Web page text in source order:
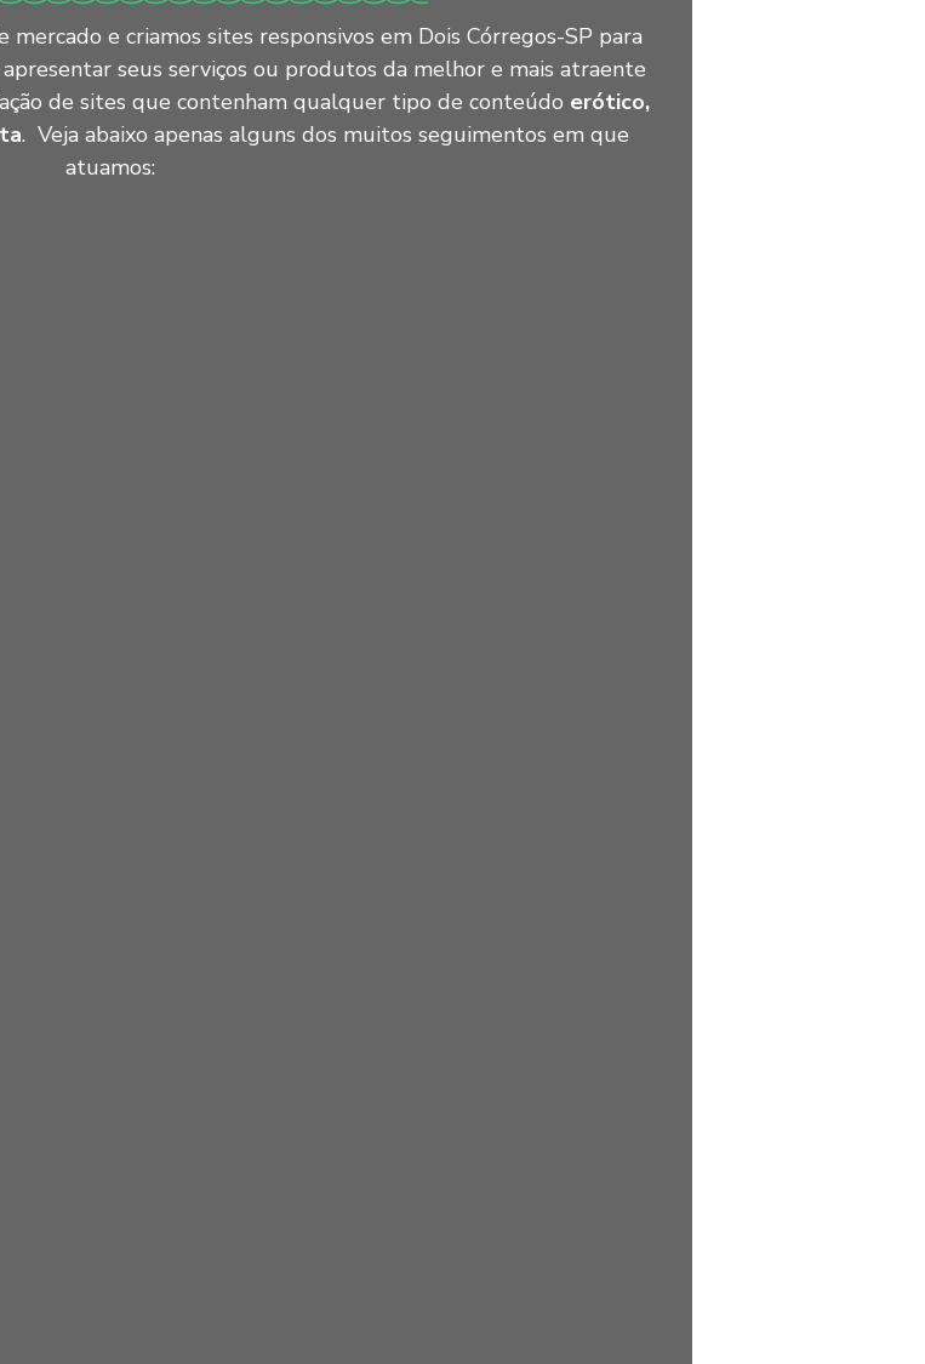
e criamos sites responsivos em Dois Córregos-SP para
seus serviços ou produtos da melhor e mais atraente
de sites que contenham qualquer tipo de conteúdo erótico,
. Veja abaixo apenas alguns dos muitos seguimentos em que
atuamos: